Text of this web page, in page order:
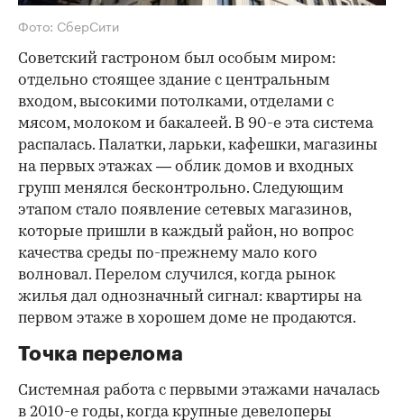
Фото: СберСити
Советский гастроном был особым миром:
отдельно стоящее здание с центральным
входом, высокими потолками, отделами с
мясом, молоком и бакалеей. В 90-е эта система
распалась. Палатки, ларьки, кафешки, магазины
на первых этажах — облик домов и входных
групп менялся бесконтрольно. Следующим
этапом стало появление сетевых магазинов,
которые пришли в каждый район, но вопрос
качества среды по-прежнему мало кого
волновал. Перелом случился, когда рынок
жилья дал однозначный сигнал: квартиры на
первом этаже в хорошем доме не продаются.
Точка перелома
Системная работа с первыми этажами началась
в 2010-е годы, когда крупные девелоперы